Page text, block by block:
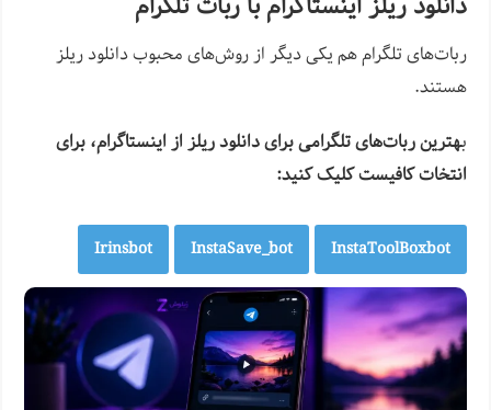
ربات‌های تلگرام هم یکی دیگر از روش‌های محبوب دانلود ریلز
هستند.
بهترین ربات‌های تلگرامی برای دانلود ریلز از اینستاگرام، برای
انتخات کافیست کلیک کنید:
InstaToolBoxbot
InstaSave_bot
Irinsbot